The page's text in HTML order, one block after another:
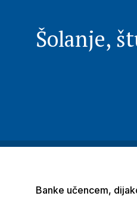
Šolanje,
Banke učencem,